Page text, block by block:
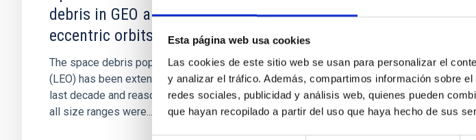
Esta página web usa cookies
Las cookies de este sitio web se usan para personalizar el
y analizar el tráfico. Además, compartimos información sobre
redes sociales, publicidad y análisis web, quienes pueden
que hayan recopilado a partir del uso que haya hecho de sus
debris in GEO and in highly-
eccentric orbits
The space debris population in low Earth orbits
(LEO) has been extensively studied during the
last decade and reasonable models covering
all size ranges were...
space objects:
constellations and
As the commercial space
the number of artificial
Earth rises exponentially.
reflectivity of bright Low...